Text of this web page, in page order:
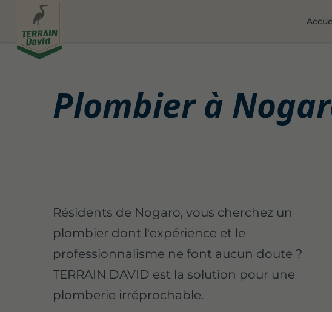
Plombier à
Résidents de Nogaro, vous cherchez un
plombier dont l'expérience et le
professionnalisme ne font aucun doute ?
TERRAIN DAVID est la solution pour une
plomberie irréprochable.